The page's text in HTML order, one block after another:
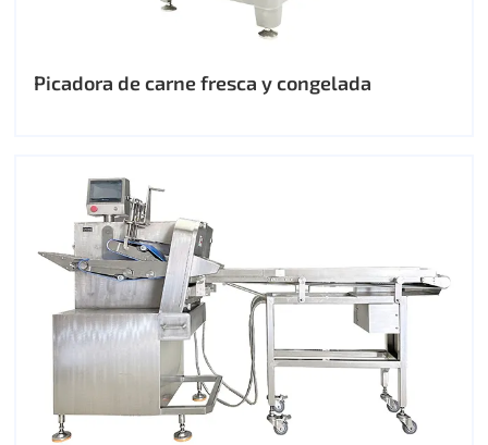
Picadora de carne fresca y congelada